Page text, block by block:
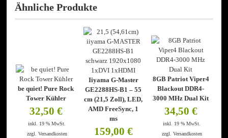
Ähnliche Produkte
be quiet! Pure Rock
Tower Kühler
32,50 €
inkl. 19 % MwSt.
zzgl. Versandkosten
Iiyama G-Master
GE2288HS-B1 – 55
cm (21,5 Zoll), LED,
AMD FreeSync, 1
ms
159,00 €
8GB Patriot Viper4
Blackout DDR4-
3000 MHz Dual Kit
34,50 €
inkl. 19 % MwSt.
zzgl. Versandkosten